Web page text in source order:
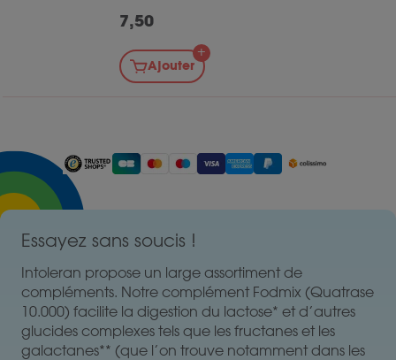
7,50
Ajouter
Essayez sans soucis !
Intoleran propose un large assortiment de
compléments. Notre complément Fodmix (Quatrase
10.000) facilite la digestion du lactose* et d’autres
glucides complexes tels que les fructanes et les
galactanes** (que l’on trouve notamment dans les